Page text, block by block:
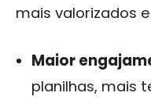
mais valorizados
Maior
planilhas, mais